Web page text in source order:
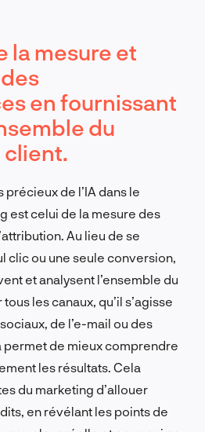
la mesure et
en fournissant
du
client.
précieux de l’IA dans le
est celui de la mesure des
Au lieu de se
clic ou une seule conversion,
et analysent l’ensemble du
les canaux, qu’il s’agisse
de l’e-mail ou des
permet de mieux comprendre
les résultats. Cela
du marketing d’allouer
en révélant les points de